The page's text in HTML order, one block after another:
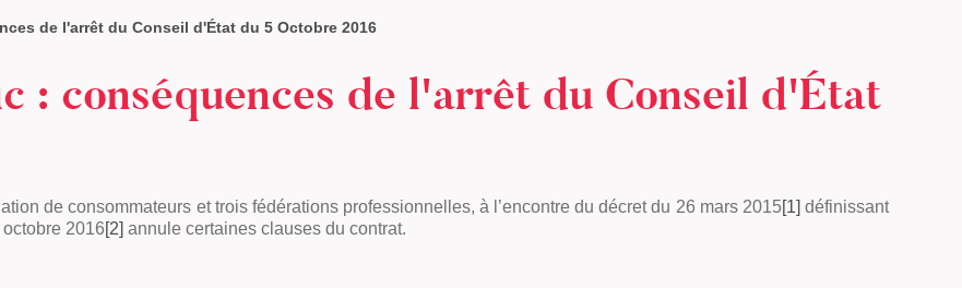
de l'arrêt du Conseil d'État du 5 Octobre 2016
: conséquences de l'arrêt du Conseil d'État
de consommateurs et trois fédérations professionnelles, à l’encontre du décret du 26 mars 2015[1] définissant
2016[2] annule certaines clauses du contrat.